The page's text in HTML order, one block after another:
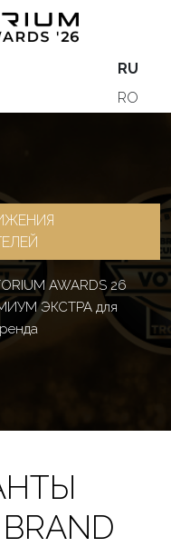
RU
RO
AWARDS 26
ЭКСТРА для